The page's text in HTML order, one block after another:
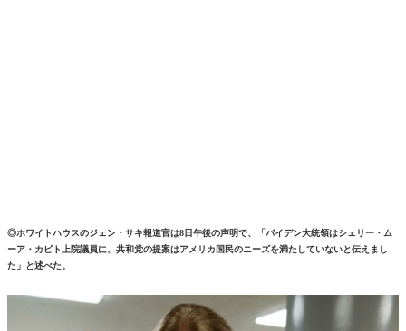
◎ホワイトハウスのジェン・サキ報道官は8日午後の声明で、「バイデン大統領はシェリー・ム
ーア・カピト上院議員に、共和党の提案はアメリカ国民のニーズを満たしていないと伝えまし
た」と述べた。